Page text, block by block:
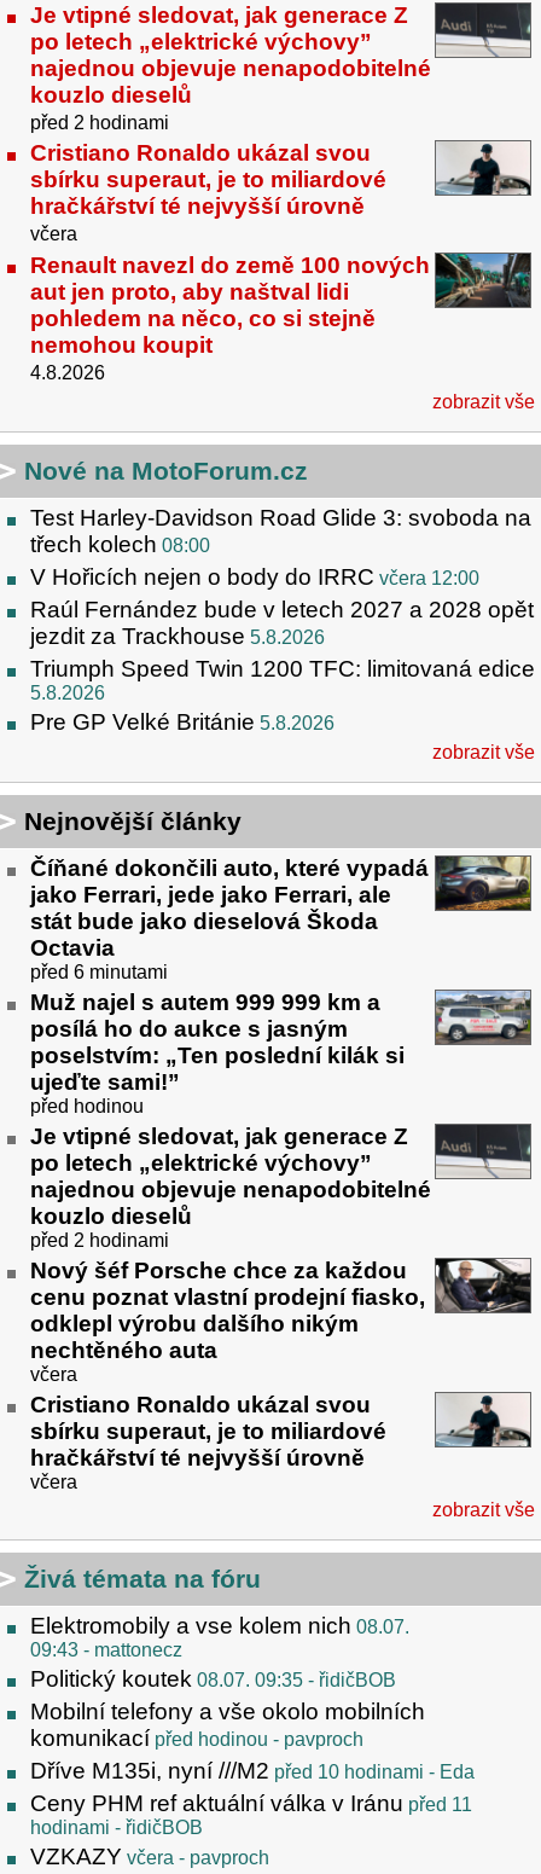
Je vtipné sledovat, jak generace Z
po letech „elektrické výchovy”
najednou objevuje nenapodobitelné
kouzlo dieselů
před 2 hodinami
Cristiano Ronaldo ukázal svou
sbírku superaut, je to miliardové
hračkářství té nejvyšší úrovně
včera
Renault navezl do země 100 nových
aut jen proto, aby naštval lidi
pohledem na něco, co si stejně
nemohou koupit
4.8.2026
zobrazit vše
Nové na MotoForum.cz
Test Harley-Davidson Road Glide 3: svoboda na
třech kolech 08:00
V Hořicích nejen o body do IRRC včera 12:00
Raúl Fernández bude v letech 2027 a 2028 opět
jezdit za Trackhouse 5.8.2026
Triumph Speed Twin 1200 TFC: limitovaná edice
5.8.2026
Pre GP Velké Británie 5.8.2026
zobrazit vše
Nejnovější články
Číňané dokončili auto, které vypadá
jako Ferrari, jede jako Ferrari, ale
stát bude jako dieselová Škoda
Octavia
před 6 minutami
Muž najel s autem 999 999 km a
posílá ho do aukce s jasným
poselstvím: „Ten poslední kilák si
ujeďte sami!”
před hodinou
Je vtipné sledovat, jak generace Z
po letech „elektrické výchovy”
najednou objevuje nenapodobitelné
kouzlo dieselů
před 2 hodinami
Nový šéf Porsche chce za každou
cenu poznat vlastní prodejní fiasko,
odklepl výrobu dalšího nikým
nechtěného auta
včera
Cristiano Ronaldo ukázal svou
sbírku superaut, je to miliardové
hračkářství té nejvyšší úrovně
včera
zobrazit vše
Živá témata na fóru
Elektromobily a vse kolem nich 08.07.
09:43 - mattonecz
Politický koutek 08.07. 09:35 - řidičBOB
Mobilní telefony a vše okolo mobilních
komunikací před hodinou - pavproch
Dříve M135i, nyní ///M2 před 10 hodinami - Eda
Ceny PHM ref aktuální válka v Iránu před 11
hodinami - řidičBOB
VZKAZY včera - pavproch